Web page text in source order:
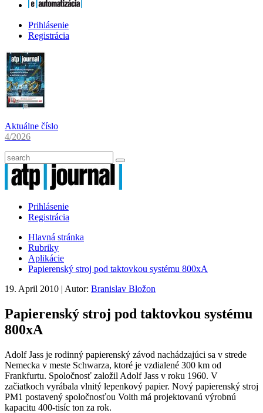
Prihlásenie
Registrácia
Aktuálne číslo
4/2026
Prihlásenie
Registrácia
Hlavná stránka
Rubriky
Aplikácie
Papierenský stroj pod taktovkou systému 800xA
19. April 2010 | Autor: Branislav Bložon
Papierenský stroj pod taktovkou systému
800xA
Adolf Jass je rodinný papierenský závod nachádzajúci sa v strede
Nemecka v meste Schwarza, ktoré je vzdialené 300 km od
Frankfurtu. Spoločnosť založil Adolf Jass v roku 1960. V
začiatkoch vyrábala vlnitý lepenkový papier. Nový papierenský stroj
PM1 postavený spoločnosťou Voith má projektovanú výrobnú
kapacitu 400-tisíc ton za rok.